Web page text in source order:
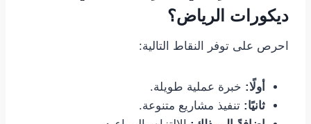
ديكورات الرياض؟
احرص على توفر النقاط التالية:
أولًا: خبرة عملية طويلة.
ثانيًا: تنفيذ مشاريع متنوعة.